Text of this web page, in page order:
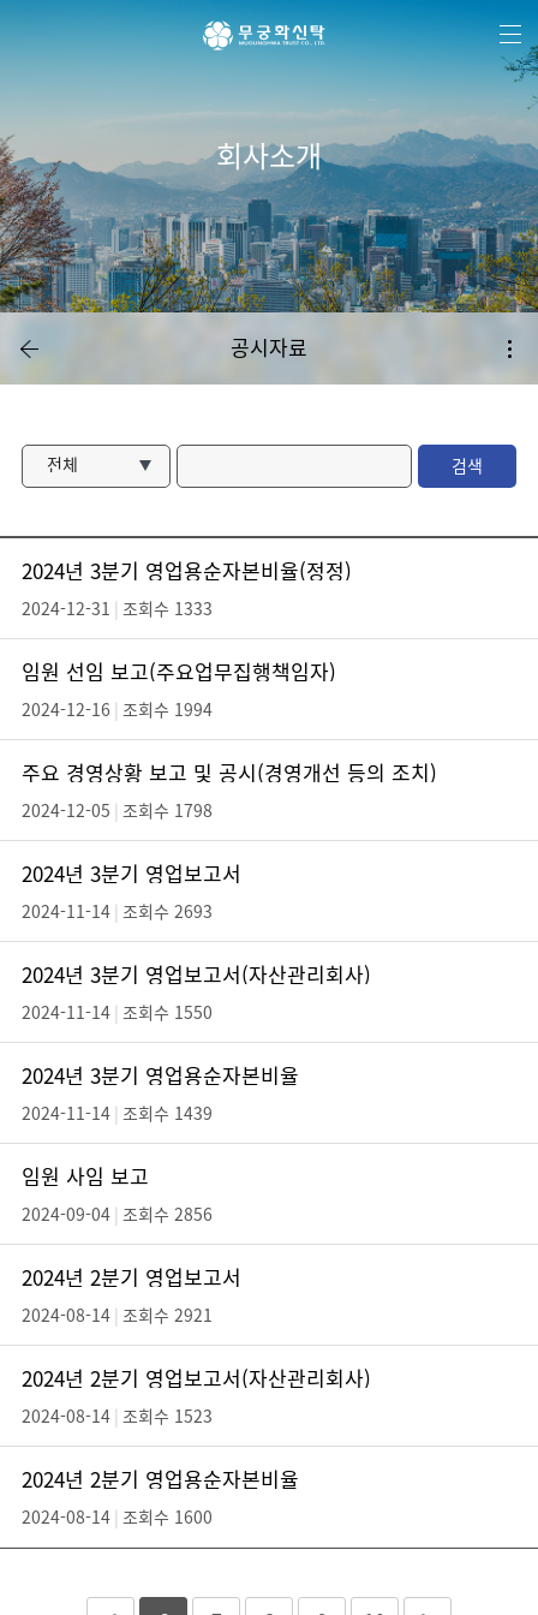
메
문
단
기 회사소개
공시자료
전체 검색
2024년 3분기 영업용순자본비율(정정)
2024-12-31 | 조회수 1333
임원 선임 보고(주요업무집행책임자)
2024-12-16 | 조회수 1994
주요 경영상황 보고 및 공시(경영개선 등의 조치)
2024-12-05 | 조회수 1798
2024년 3분기 영업보고서
2024-11-14 | 조회수 2693
2024년 3분기 영업보고서(자산관리회사)
2024-11-14 | 조회수 1550
2024년 3분기 영업용순자본비율
2024-11-14 | 조회수 1439
임원 사임 보고
2024-09-04 | 조회수 2856
2024년 2분기 영업보고서
2024-08-14 | 조회수 2921
2024년 2분기 영업보고서(자산관리회사)
2024-08-14 | 조회수 1523
2024년 2분기 영업용순자본비율
2024-08-14 | 조회수 1600